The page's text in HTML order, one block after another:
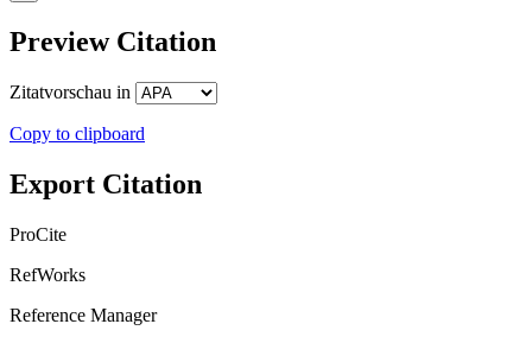
Preview Citation
Zitatvorschau in
Copy to clipboard
Export Citation
ProCite
RefWorks
Reference Manager